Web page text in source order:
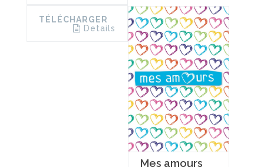
TÉLÉCHARGER
Details
Mes amours